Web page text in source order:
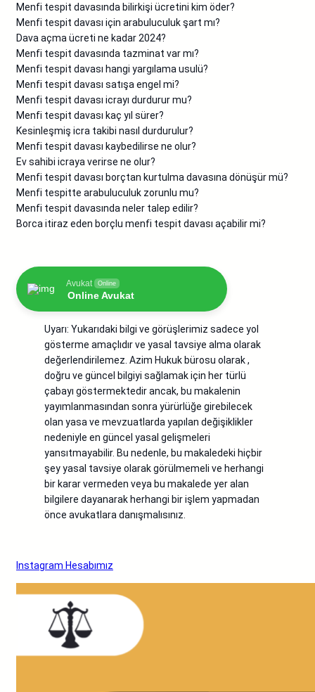
Menfi tespit davasında bilirkişi ücretini kim öder?
Menfi tespit davası için arabuluculuk şart mı?
Dava açma ücreti ne kadar 2024?
Menfi tespit davasında tazminat var mı?
Menfi tespit davası hangi yargılama usulü?
Menfi tespit davası satışa engel mi?
Menfi tespit davası icrayı durdurur mu?
Menfi tespit davası kaç yıl sürer?
Kesinleşmiş icra takibi nasıl durdurulur?
Menfi tespit davası kaybedilirse ne olur?
Ev sahibi icraya verirse ne olur?
Menfi tespit davası borçtan kurtulma davasına dönüşür mü?
Menfi tespitte arabuluculuk zorunlu mu?
Menfi tespit davasında neler talep edilir?
Borca itiraz eden borçlu menfi tespit davası açabilir mi?
Avukat Online
Online Avukat
Uyarı: Yukarıdaki bilgi ve görüşlerimiz sadece yol
gösterme amaçlıdır ve yasal tavsiye alma olarak
değerlendirilemez. Azim Hukuk bürosu olarak ,
doğru ve güncel bilgiyi sağlamak için her türlü
çabayı göstermektedir ancak, bu makalenin
yayımlanmasından sonra yürürlüğe girebilecek
olan yasa ve mevzuatlarda yapılan değişiklikler
nedeniyle en güncel yasal gelişmeleri
yansıtmayabilir. Bu nedenle, bu makaledeki hiçbir
şey yasal tavsiye olarak görülmemeli ve herhangi
bir karar vermeden veya bu makalede yer alan
bilgilere dayanarak herhangi bir işlem yapmadan
önce avukatlara danışmalısınız.
Instagram Hesabımız